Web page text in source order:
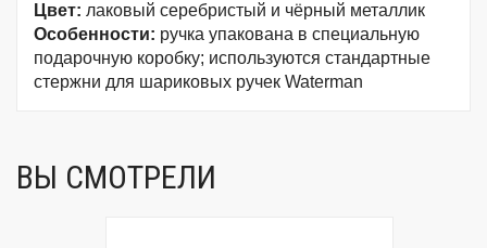
Цвет: лаковый серебристый и чёрный металлик
Особенности: ручка упакована в специальную
подарочную коробку; используются стандартные
стержни для шариковых ручек Waterman
ВЫ СМОТРЕЛИ